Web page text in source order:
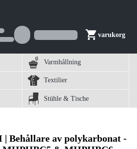
varukorg
Varmhållning
Textilier
Stühle & Tische
Behållare av polykarbonat -